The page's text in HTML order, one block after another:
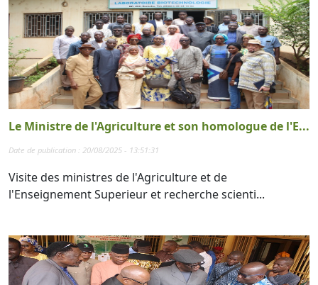
Le Ministre de l'Agriculture et son homologue de l'E...
Date de publication : 20/08/2025 - 13:51:31
Visite des ministres de l'Agriculture et de
l'Enseignement Superieur et recherche scienti...